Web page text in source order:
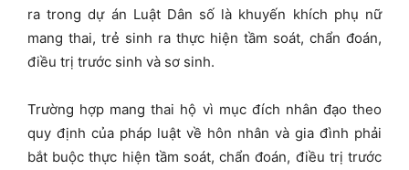
ra trong dự án Luật Dân số là khuyến khích phụ nữ
mang thai, trẻ sinh ra thực hiện tầm soát, chẩn đoán,
điều trị trước sinh và sơ sinh.
Trường hợp mang thai hộ vì mục đích nhân đạo theo
quy định của pháp luật về hôn nhân và gia đình phải
bắt buộc thực hiện tầm soát, chẩn đoán, điều trị trước